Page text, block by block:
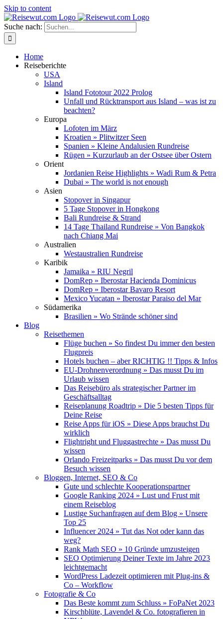
Skip to content
Suche nach:
Home
Reiseberichte
USA
Island
Island Fototour 2022 Prolog
Unfall und Rücktransport aus Island – was ist zu
beachten?
Europa
Lofoten im März
Kroatien » Plitwitzer Seen
Spanien » Kleine Andalusien Rundreise
Rügen » Kurzurlaub an der Ostsee über Ostern
Orient
Jordanien Reise Highlights » Wadi Rum & Petra
Dubai » The world is not enough
Asien
Stopover in Singapur
5 Tage Stopover in Hongkong
Bali Rundreise & Strand
14 Tage Thailand Rundreise » Von Bangkok
nach Chiang Mai
Australien
Westaustralien Rundreise
Karibik
Jamaika » RIU Negril
DomRep » Iberostar Hacienda Dominicus
DomRep » Iberostar Bavaro Resort
Mexico Yucatan » Iberostar Paraiso del Mar
Südamerika
Brasilien » Wo Strände schöner sind
Blog
Reisethemen
Flüge buchen » So findest Du immer den besten
Flugpreis
Hotels buchen – aber RICHTIG !! Tipps & Infos
EU-Drohnenverordnung » Das musst Du im
Urlaub wissen
Das Reisebüro als strategischer Partner im
Geschäftsalltag
Reiseplanung Roadtrip » Die 5 besten Tipps für
Deine Reise
Reise Apps für iOS » Diese Apps brauchst Du
wirklich
Flightright und Fluggastrechte » Das musst Du
wissen
Orlando Freizeitparks » Das musst Du vor dem
Besuch wissen
Bloggen, Internet, SEO & Co
Gute und schlechte Kooperationspartner
Google Ranking 2024 » Lust und Frust mit
einem Reiseblog
Lustige Suchanfragen auf dem Blog » Unsere
Top 25
Influencer 2024 » Tut das Not oder kann das
weg?
Rank Math SEO » 10 Gründe umzusteigen
SEO Optimierung Deiner Texte im Jahre 2023
leichtgemacht
WordPress Ladezeit optimieren mit Plug-ins &
Co – Workflow
Fotografie & Co
Das Beste kommt zum Schluss » FoPaNet 2023
Kirschblüte, Lavendel & Co. fotografieren in